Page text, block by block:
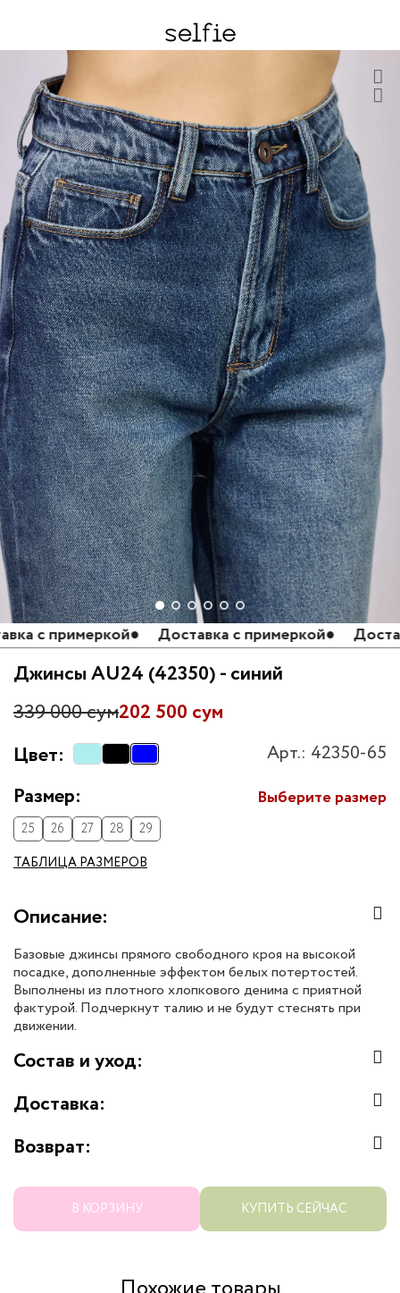
с примеркой● Доставка с примеркой●
Джинсы AU24 (42350) - синий
202 500 сум
339 000 сум
Цвет:
Арт.: 42350-65
Размер:
25 26 27 28
29
ТАБЛИЦА РАЗМЕРОВ
Выберите размер
В КОРЗИНУ КУПИТЬ СЕЙЧАС
Описание:
Базовые джинсы прямого свободного кроя на высокой
посадке, дополненные эффектом белых потертостей.
Выполнены из плотного хлопкового денима с приятной
фактурой. Подчеркнут талию и не будут стеснять при
движении.
Состав и уход:
Доставка:
Возврат: